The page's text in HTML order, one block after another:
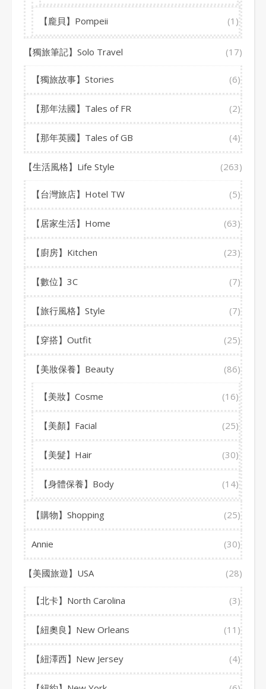
【龐貝】Pompeii (1)
【獨旅筆記】Solo Travel (17)
【獨旅故事】Stories (6)
【那年法國】Tales of FR (2)
【那年英國】Tales of GB (4)
【生活風格】Life Style (263)
【台灣旅店】Hotel TW (5)
【居家生活】Home (63)
【廚房】Kitchen (23)
【數位】3C (7)
【旅行風格】Style (7)
【穿搭】Outfit (25)
【美妝保養】Beauty (86)
【美妝】Cosme (16)
【美顏】Facial (25)
【美髮】Hair (30)
【身體保養】Body (14)
【購物】Shopping (25)
Annie (30)
【美國旅遊】USA (28)
【北卡】North Carolina (3)
【紐奧良】New Orleans (11)
【紐澤西】New Jersey (4)